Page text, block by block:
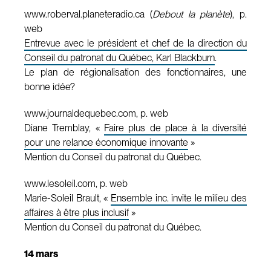
www.roberval.planeteradio.ca (Debout la planète), p.
web
Entrevue avec le président et chef de la direction du
Conseil du patronat du Québec, Karl Blackburn.
Le plan de régionalisation des fonctionnaires, une
bonne idée?
www.journaldequebec.com, p. web
Diane Tremblay, « Faire plus de place à la diversité
pour une relance économique innovante »
Mention du Conseil du patronat du Québec.
www.lesoleil.com, p. web
Marie-Soleil Brault, « Ensemble inc. invite le milieu des
affaires à être plus inclusif»
Mention du Conseil du patronat du Québec.
14 mars